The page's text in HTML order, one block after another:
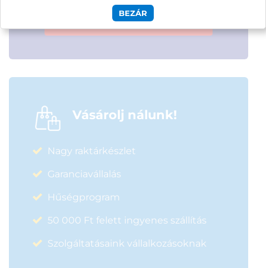
FELIRATKOZOM
Vásárolj nálunk!
Nagy raktárkészlet
Garanciavállalás
Hűségprogram
50 000 Ft felett ingyenes szállítás
Szolgáltatásaink vállalkozásoknak
BEZÁR